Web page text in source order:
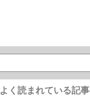
よく読まれている記事